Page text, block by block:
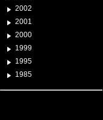
2002
2001
2000
1999
1995
1985